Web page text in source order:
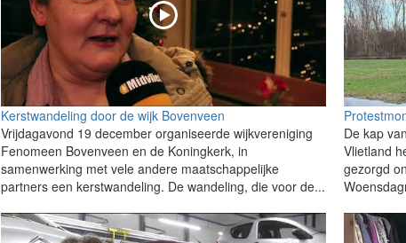
Kerstwandeling door de wijk Bovenveen
Vrijdagavond 19 december organiseerde wijkvereniging
Fenomeen Bovenveen en de Koningkerk, in
samenwerking met vele andere maatschappelijke
partners een kerstwandeling. De wandeling, die voor de...
De kap
Vlietland
gezorgd